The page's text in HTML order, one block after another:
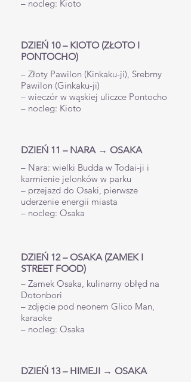
– nocleg: Kioto
DZIEŃ 10 – KIOTO (ZŁOTO I
PONTOCHO)
– Złoty Pawilon (Kinkaku-ji), Srebrny
Pawilon (Ginkaku-ji)
– wieczór w wąskiej uliczce Pontocho
– nocleg: Kioto
DZIEŃ 11 – NARA → OSAKA
– Nara: wielki Budda w Todai-ji i
karmienie jelonków w parku
– przejazd do Osaki, pierwsze
uderzenie energii miasta
– nocleg: Osaka
DZIEŃ 12 – OSAKA (ZAMEK I
STREET FOOD)
– Zamek Osaka, kulinarny obłęd na
Dotonbori
– zdjęcie pod neonem Glico Man,
karaoke
– nocleg: Osaka
DZIEŃ 13 – HIMEJI → OSAKA